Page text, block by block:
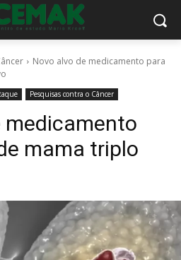
Novo alvo de medicamento para
Pesquisas contra o Câncer
medicamento
mama triplo